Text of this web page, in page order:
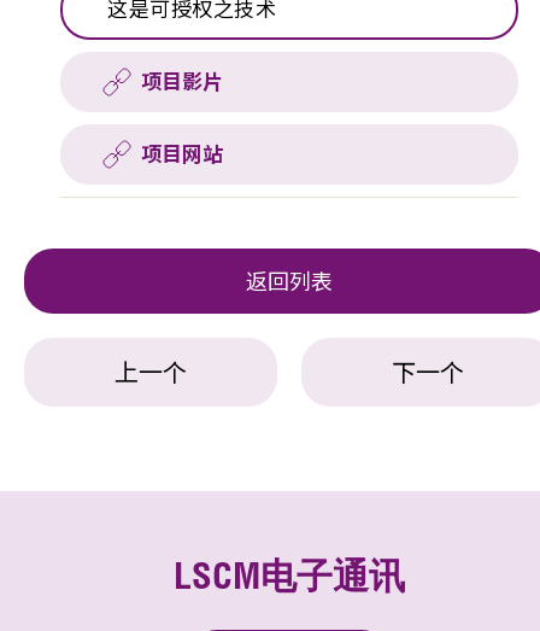
这是可授权之技术
项目影片
项目网站
返回列表
上一个 下一个
LSCM电子通讯